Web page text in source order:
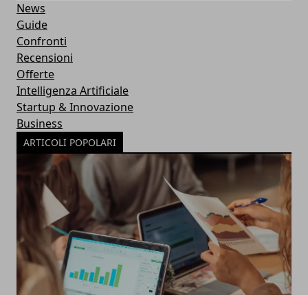
News
Guide
Confronti
Recensioni
Offerte
Intelligenza Artificiale
Startup & Innovazione
Business
ARTICOLI POPOLARI